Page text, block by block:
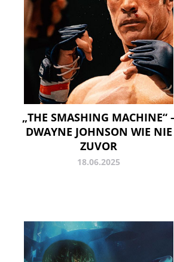
„THE SMASHING MACHINE“
DWAYNE JOHNSON WIE NIE
ZUVOR
18.06.2025